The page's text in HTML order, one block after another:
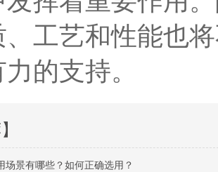
工艺和性能也
的支持。
场景有哪些？如何正确选用？